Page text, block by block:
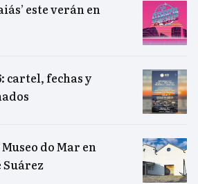
este verán en
cartel, fechas y
do Mar en
Suárez